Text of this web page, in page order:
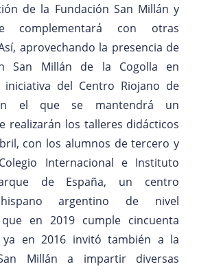
de la Fundación San Millán y
complementará con otras
aprovechando la presencia de
San Millán de la Cogolla en
iniciativa del Centro Riojano de
el que se mantendrá un
realizarán los talleres didácticos
con los alumnos de tercero y
Internacional e Instituto
de España, un centro
argentino de nivel
en 2019 cumple cincuenta
en 2016 invitó también a la
Millán a impartir diversas